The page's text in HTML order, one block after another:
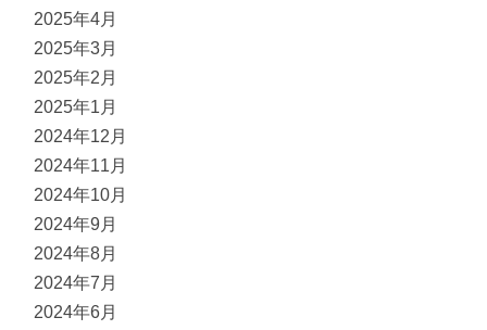
2025年4月
2025年3月
2025年2月
2025年1月
2024年12月
2024年11月
2024年10月
2024年9月
2024年8月
2024年7月
2024年6月